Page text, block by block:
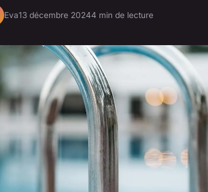
Eva13 décembre 20244 min de lecture